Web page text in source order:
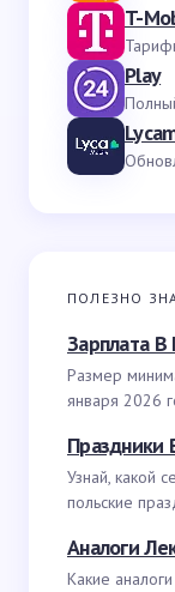
T-
Play
ПОЛЕЗНО
Зарплата
Размер
января 2026
Праздники
Узнай, какой
польские
Аналоги
Какие